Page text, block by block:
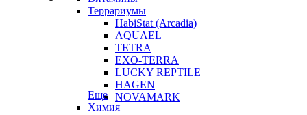
Террариумы
HabiStat (Arcadia)
AQUAEL
TETRA
EXO-TERRA
LUCKY REPTILE
HAGEN
NOVAMARK
Еще
Химия